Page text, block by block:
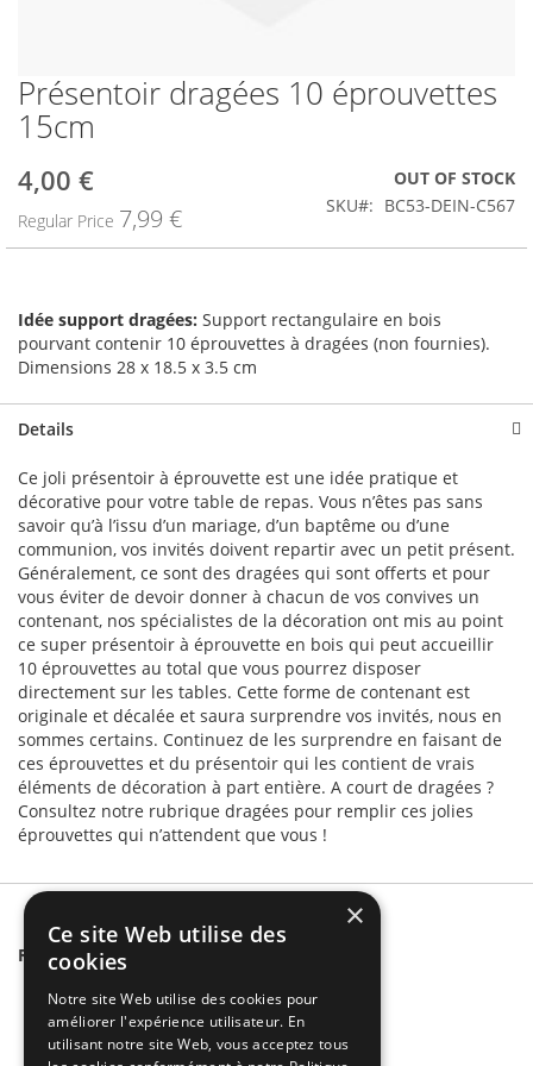
Skip
to
the
of
images
gallery
Présentoir dragées 10 éprouvettes
15cm
Special
Price
4,00 €
Regular Price 7,99 €
OUT OF STOCK
SKU
BC53-DEIN-C567
Idée support dragées: Support rectangulaire en bois
pourvant contenir 10 éprouvettes à dragées (non fournies).
Dimensions 28 x 18.5 x 3.5 cm
Details
Ce joli présentoir à éprouvette est une idée pratique et
décorative pour votre table de repas. Vous n’êtes pas sans
savoir qu’à l’issu d’un mariage, d’un baptême ou d’une
communion, vos invités doivent repartir avec un petit présent.
Généralement, ce sont des dragées qui sont offerts et pour
vous éviter de devoir donner à chacun de vos convives un
contenant, nos spécialistes de la décoration ont mis au point
ce super présentoir à éprouvette en bois qui peut accueillir
10 éprouvettes au total que vous pourrez disposer
directement sur les tables. Cette forme de contenant est
originale et décalée et saura surprendre vos invités, nous en
sommes certains. Continuez de les surprendre en faisant de
ces éprouvettes et du présentoir qui les contient de vrais
éléments de décoration à part entière. A court de dragées ?
Consultez notre rubrique dragées pour remplir ces jolies
éprouvettes qui n’attendent que vous !
Related Products
×
Ce site Web utilise des
cookies
Notre site Web utilise des cookies pour
améliorer l'expérience utilisateur. En
utilisant notre site Web, vous acceptez tous